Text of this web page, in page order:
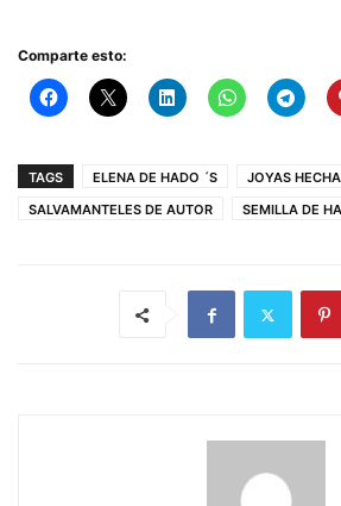
Comparte esto:
TAGS ELENA DE HADO ´S
JOYAS
SALVAMANTELES DE AUTOR
SEMILLA DE